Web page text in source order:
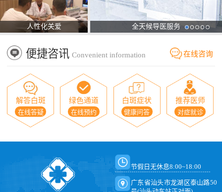
人性化关爱 全天候导医服务
便捷咨讯 Convenient information 在线咨询
解答白斑
在线答疑
绿色通道
在线预约
白斑症状
健康问答
推荐医师
对症就诊
节假日无休息8:00~18:00
广东省汕头市龙湖区泰山路50